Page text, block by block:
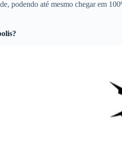
podendo até mesmo chegar em